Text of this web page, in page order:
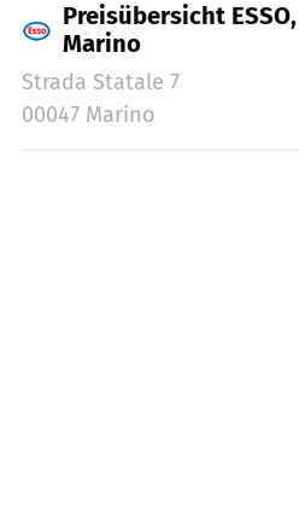
Preisübersicht
Marino
Strada Statale 7
00047 Marino